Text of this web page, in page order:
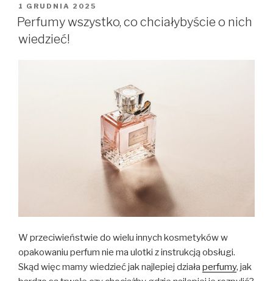
OPUBLIKOWANE
W
1 GRUDNIA 2025
Perfumy wszystko, co chciałybyście o nich
wiedzieć!
W przeciwieństwie do wielu innych kosmetyków w
opakowaniu perfum nie ma ulotki z instrukcją obsługi.
Skąd więc mamy wiedzieć jak najlepiej działa perfumy, jak